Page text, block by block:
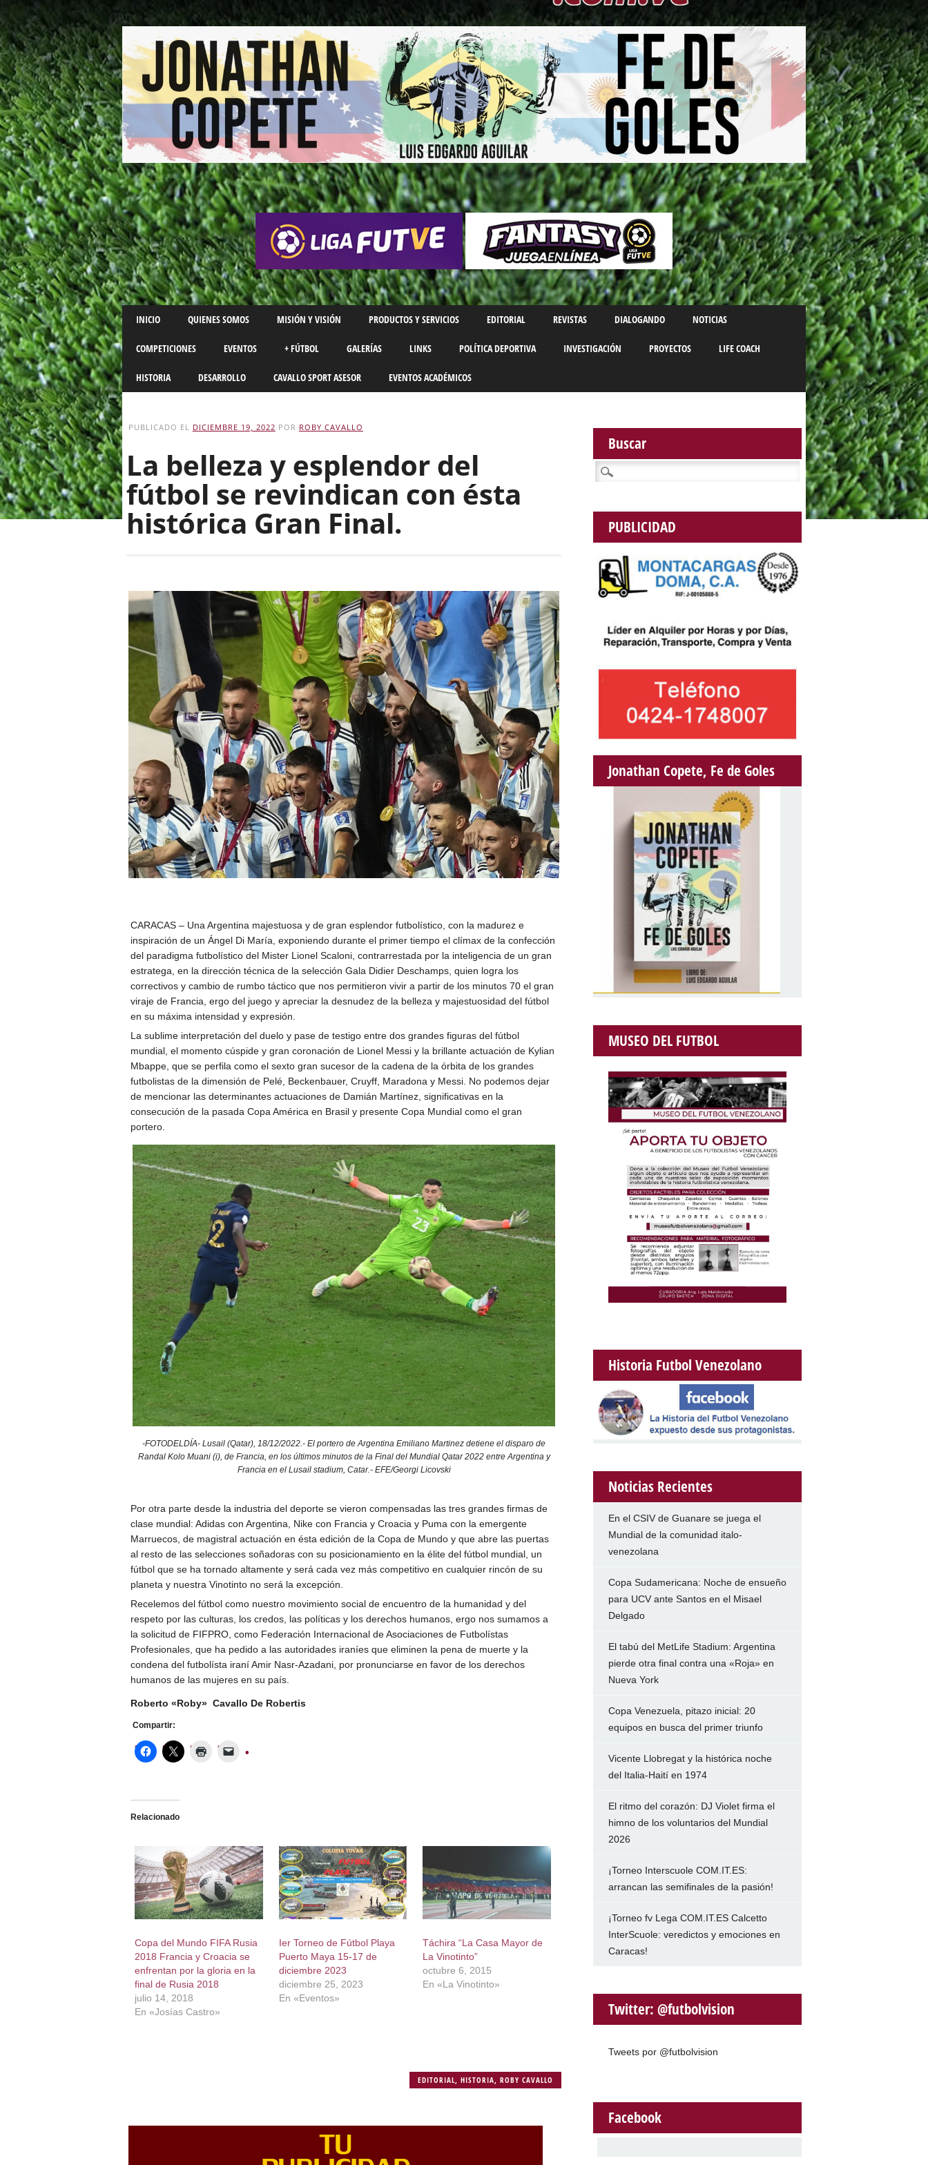
Main menu
Skip
to
content
INICIO QUIENES SOMOS MISIÓN Y VISIÓN PRODUCTOS Y SERVICIOS EDITORIAL REVISTAS DIALOGANDO NOTICIAS
COMPETICIONES EVENTOS + FÚTBOL GALERÍAS LINKS POLÍTICA DEPORTIVA INVESTIGACIÓN PROYECTOS LIFE COACH
HISTORIA DESARROLLO CAVALLO SPORT ASESOR EVENTOS ACADÉMICOS
PUBLICADO EL DICIEMBRE 19, 2022 POR ROBY CAVALLO
La belleza y esplendor del
fútbol se revindican con ésta
histórica Gran Final.
CARACAS – Una Argentina majestuosa y de gran esplendor futbolístico, con la madurez e
inspiración de un Ángel Di María, exponiendo durante el primer tiempo el clímax de la confección
del paradigma futbolístico del Mister Lionel Scaloni, contrarrestada por la inteligencia de un gran
estratega, en la dirección técnica de la selección Gala Didier Deschamps, quien logra los
correctivos y cambio de rumbo táctico que nos permitieron vivir a partir de los minutos 70 el gran
viraje de Francia, ergo del juego y apreciar la desnudez de la belleza y majestuosidad del fútbol
en su máxima intensidad y expresión.
La sublime interpretación del duelo y pase de testigo entre dos grandes figuras del fútbol
mundial, el momento cúspide y gran coronación de Lionel Messi y la brillante actuación de Kylian
Mbappe, que se perfila como el sexto gran sucesor de la cadena de la órbita de los grandes
futbolistas de la dimensión de Pelé, Beckenbauer, Cruyff, Maradona y Messi. No podemos dejar
de mencionar las determinantes actuaciones de Damián Martínez, significativas en la
consecución de la pasada Copa América en Brasil y presente Copa Mundial como el gran
portero.
-FOTODELDÍA- Lusail (Qatar), 18/12/2022.- El portero de Argentina Emiliano Martinez detiene el disparo de
Randal Kolo Muani (i), de Francia, en los últimos minutos de la Final del Mundial Qatar 2022 entre Argentina y
Francia en el Lusail stadium, Catar.- EFE/Georgi Licovski
Por otra parte desde la industria del deporte se vieron compensadas las tres grandes firmas de
clase mundial: Adidas con Argentina, Nike con Francia y Croacia y Puma con la emergente
Marruecos, de magistral actuación en ésta edición de la Copa de Mundo y que abre las puertas
al resto de las selecciones soñadoras con su posicionamiento en la élite del fútbol mundial, un
fútbol que se ha tornado altamente y será cada vez más competitivo en cualquier rincón de su
planeta y nuestra Vinotinto no será la excepción.
Recelemos del fútbol como nuestro movimiento social de encuentro de la humanidad y del
respeto por las culturas, los credos, las políticas y los derechos humanos, ergo nos sumamos a
la solicitud de FIFPRO, como Federación Internacional de Asociaciones de Futbolístas
Profesionales, que ha pedido a las autoridades iraníes que eliminen la pena de muerte y la
condena del futbolísta iraní Amir Nasr-Azadani, por pronunciarse en favor de los derechos
humanos de las mujeres en su país.
Roberto «Roby» Cavallo De Robertis
Compartir:
Relacionado
Copa del Mundo FIFA Rusia
2018 Francia y Croacia se
enfrentan por la gloria en la
final de Rusia 2018
julio 14, 2018
En «Josías Castro»
Ier Torneo de Fútbol Playa
Puerto Maya 15-17 de
diciembre 2023
diciembre 25, 2023
En «Eventos»
Táchira “La Casa Mayor de
La Vinotinto”
octubre 6, 2015
En «La Vinotinto»
EDITORIAL,HISTORIA,ROBY CAVALLO
Buscar
Buscar:
PUBLICIDAD
Jonathan Copete, Fe de Goles
MUSEO DEL FUTBOL
Historia Futbol Venezolano
Noticias Recientes
En el CSIV de Guanare se juega el
Mundial de la comunidad italo-
venezolana
Copa Sudamericana: Noche de ensueño
para UCV ante Santos en el Misael
Delgado
El tabú del MetLife Stadium: Argentina
pierde otra final contra una «Roja» en
Nueva York
Copa Venezuela, pitazo inicial: 20
equipos en busca del primer triunfo
Vicente Llobregat y la histórica noche
del Italia-Haití en 1974
El ritmo del corazón: DJ Violet firma el
himno de los voluntarios del Mundial
2026
¡Torneo Interscuole COM.IT.ES:
arrancan las semifinales de la pasión!
¡Torneo fv Lega COM.IT.ES Calcetto
InterScuole: veredictos y emociones en
Caracas!
Twitter: @futbolvision
Tweets por @futbolvision
Facebook